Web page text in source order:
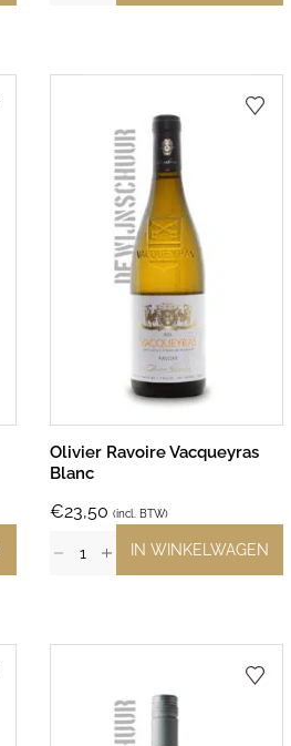
Olivier Ravoire Vacqueyras
Blanc
€23,50 (incl. BTW)
IN WINKELWAGEN